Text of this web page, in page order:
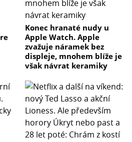
Konec hranaté nudy u
Apple Watch. Apple
zvažuje náramek bez
displeje, mnohem blíže je
však návrat keramiky